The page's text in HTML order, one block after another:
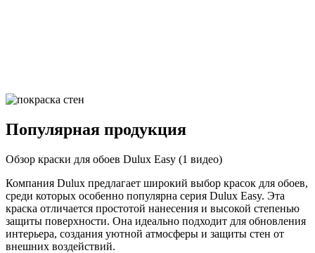
Популярная продукция
Обзор краски для обоев Dulux Easy (1 видео)
Компания Dulux предлагает широкий выбор красок для обоев,
среди которых особенно популярна серия Dulux Easy. Эта
краска отличается простотой нанесения и высокой степенью
защиты поверхности. Она идеально подходит для обновления
интерьера, создания уютной атмосферы и защиты стен от
внешних воздействий.